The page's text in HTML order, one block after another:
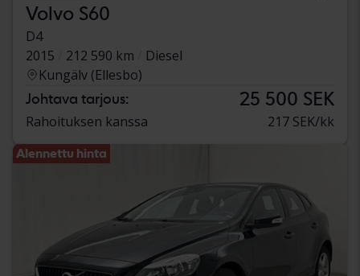
Volvo S60
D4
2015
212 590 km
Diesel
Kungälv (Ellesbo)
Johtava tarjous: 25 500 SEK
Rahoituksen kanssa 217 SEK/kk
Alennettu hinta